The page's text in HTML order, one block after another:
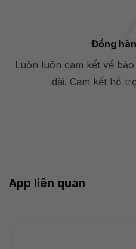
Đồng
Luôn luôn cam kết về
dài. Cam kết hỗ
App liên quan